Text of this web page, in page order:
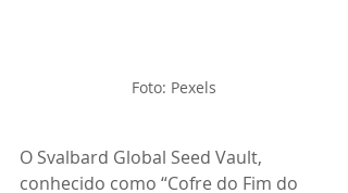
Foto: Pexels
O Svalbard Global Seed Vault,
conhecido como “Cofre do Fim do